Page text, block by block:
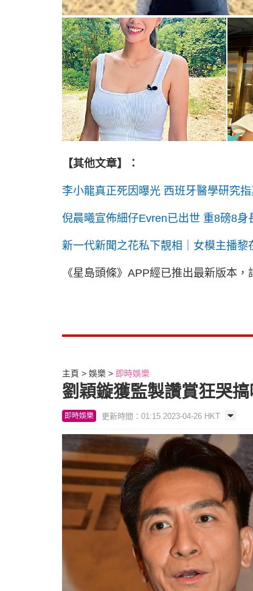
【其他文章】：
李小龍真正死因曝光 西班牙醫學研究
倪晨曦宣佈細仔Evren已出世 重8磅8身
新一代新聞之花私下靚相｜女模主播
《星島頭條》APP經已推出最新版本
主頁 娛樂 即時娛樂
劉穎鏇獲監製讚賞狂哭
即時娛樂 更新時間：01:15 2023-04-26 HKT